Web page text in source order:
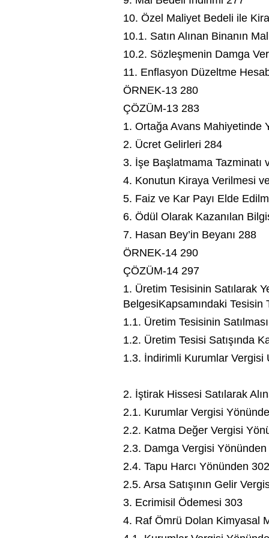
10. Özel Maliyet Bedeli ile
10.1. Satın Alınan Binanın
10.2. Sözleşmenin Damga
11. Enflasyon Düzeltme
ÖRNEK-13 280
ÇÖZÜM-13 283
1. Ortağa Avans Mahiyetinde
2. Ücret Gelirleri 284
3. İşe Başlatmama Tazminatı
4. Konutun Kiraya Verilmesi
5. Faiz ve Kar Payı Elde
6. Ödül Olarak Kazanılan
7. Hasan Bey’in Beyanı 288
ÖRNEK-14 290
ÇÖZÜM-14 297
1. Üretim Tesisinin Satılarak
BelgesiKapsamındaki Tesisin
1.1. Üretim Tesisinin
1.2. Üretim Tesisi Satışında
1.3. İndirimli Kurumlar Vergisi
2. İştirak Hissesi Satılarak
2.1. Kurumlar Vergisi
2.2. Katma Değer Vergisi
2.3. Damga Vergisi Yönünden
2.4. Tapu Harcı Yönünden 302
2.5. Arsa Satışının Gelir
3. Ecrimisil Ödemesi 303
4. Raf Ömrü Dolan Kimyasal